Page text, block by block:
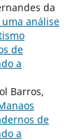
da
análise
de
a
Barros,
de
a